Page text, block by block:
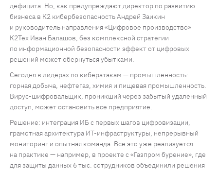
дефицита. Но, как предупреждают директор по развитию
бизнеса в К2 кибербезопасность Андрей Заикин
и руководитель направления «Цифровое производство»
К2Тех Иван Балашов, без комплексной стратегии
по информационной безопасности эффект от цифровых
решений может обернуться убытками.
Сегодня в лидерах по кибератакам — промышленность:
горная добыча, нефтегаз, химия и пищевая промышленность.
Вирус-шифровальщик, проникший через забытый удаленный
доступ, может остановить все предприятие.
Решение: интеграция ИБ с первых шагов цифровизации,
грамотная архитектура ИТ-инфраструктуры, непрерывный
мониторинг и опытная команда. Все это уже реализуется
на практике — например, в проекте с «Газпром бурение», где
для защиты данных 6 тыс. сотрудников объединили решения